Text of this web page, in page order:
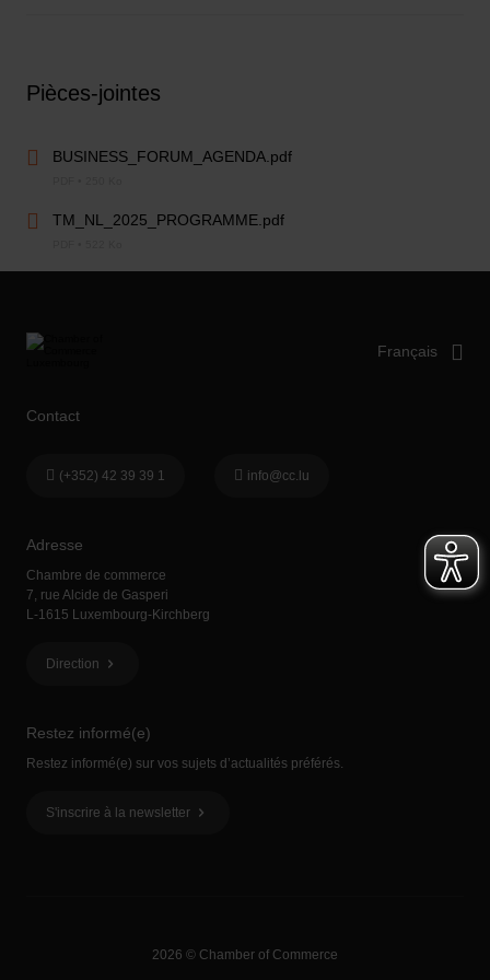
Pièces-jointes
BUSINESS_FORUM_AGENDA.pdf
TM_NL_2025_PROGRAMME.pdf
Restez informé(e)
Restez informé(e) sur vos sujets d’actualités préférés.
S'inscrire à la newsletter
Adresse
Chambre de commerce
7, rue Alcide de Gasperi
L-1615 Luxembourg-Kirchberg
Direction
Contact
(+352) 42 39 39 1 info@cc.lu
2026 © Chamber of Commerce